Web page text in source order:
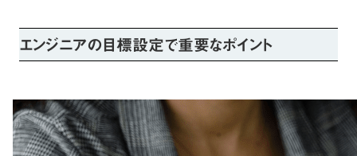
エンジニアの目標設定で重要なポイント